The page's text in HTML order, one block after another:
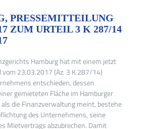
PRESSEMITTEILUNG
ZUM URTEIL 3 K 287/14
Hamburg hat mit einem jetzt
23.03.2017 (Az. 3 K 287/14)
entschieden, dessen
gemieteten Fläche im Hamburger
die Finanzverwaltung meint, bestehe
des Unternehmens, seine
Mietvertrags abzubrechen. Damit